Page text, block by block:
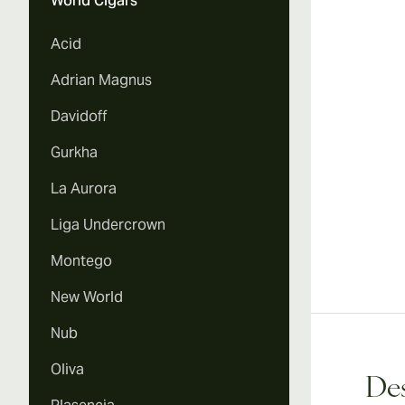
Acid
Adrian Magnus
Davidoff
Gurkha
La Aurora
Liga Undercrown
Montego
New World
Nub
Oliva